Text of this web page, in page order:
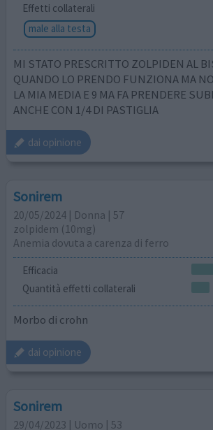
Effetti collaterali
male alla testa
MI STATO PRESCRITTO ZOLPIDEN AL
QUANDO LO PRENDO FUNZIONA MA
LA MIA MEDIA E 9 MA FA PRENDERE
ANCHE CON 1/4 DI PASTIGLIA
dai opinione
Sonirem
20/05/2024 | Donna | 57
zolpidem (10mg)
Anemia dovuta a carenza di ferro
Efficacia
Quantità effetti collaterali
Morbo di crohn
dai opinione
Sonirem
29/04/2023 | Uomo | 53